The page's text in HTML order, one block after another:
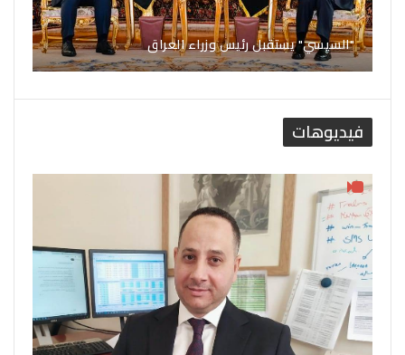
"السيسي" يستقبل رئيس وزراء العراق
فيديوهات